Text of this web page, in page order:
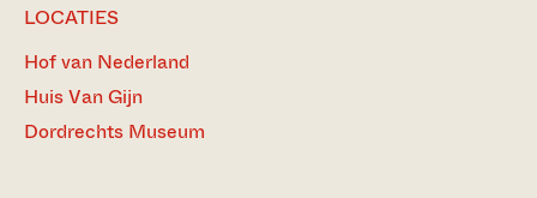
LOCATIES
Hof van Nederland
Huis Van Gijn
Dordrechts Museum